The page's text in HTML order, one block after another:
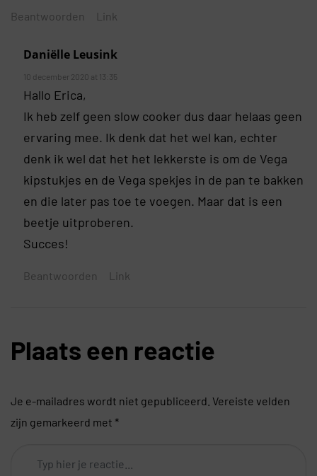
Beantwoorden Link
Daniëlle Leusink
10 december 2020 at 13:35
Hallo Erica,
Ik heb zelf geen slow cooker dus daar helaas geen
ervaring mee. Ik denk dat het wel kan, echter
denk ik wel dat het het lekkerste is om de Vega
kipstukjes en de Vega spekjes in de pan te bakken
en die later pas toe te voegen. Maar dat is een
beetje uitproberen.
Succes!
Beantwoorden Link
Plaats een reactie
Je e-mailadres wordt niet gepubliceerd. Vereiste velden
zijn gemarkeerd met *